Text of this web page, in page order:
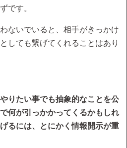
です。
ないでいると、相手がきっかけ
しても繋げてくれることはあり
りたい事でも抽象的なことを公
何が引っかかってくるかもしれ
るには、とにかく情報開示が重